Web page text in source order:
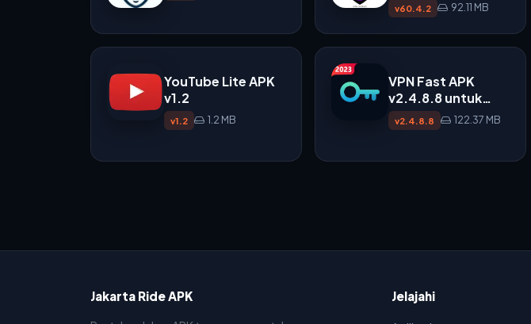
v60.4.2 92.11 MB
YouTube Lite APK
v1.2
v1.2 1.2 MB
VPN Fast APK
v2.4.8.8 untuk
Android
v2.4.8.8 122.37 MB
Jakarta Ride APK Jelajahi